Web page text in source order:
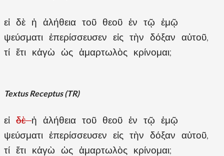
εἰ δὲ ἡ ἀλήθεια τοῦ θεοῦ ἐν τῷ ἐμῷ
ψεύσματι ἐπερίσσευσεν εἰς τὴν δόξαν αὐτοῦ,
τί ἔτι κἀγὼ ὡς ἁμαρτωλὸς κρίνομαι;
Textus Receptus (TR)
εἰ δὲἡ ἀλήθεια τοῦ θεοῦ ἐν τῷ ἐμῷ
ψεύσματι ἐπερίσσευσεν εἰς τὴν δόξαν αὐτοῦ,
τί ἔτι κἀγὼ ὡς ἁμαρτωλὸς κρίνομαι;